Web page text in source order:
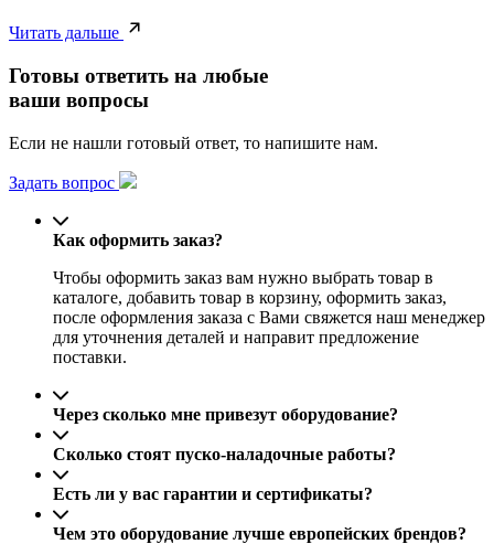
Читать дальше
Готовы ответить на любые
ваши вопросы
Если не нашли готовый ответ, то напишите нам.
Задать вопрос
Как оформить заказ?
Чтобы оформить заказ вам нужно выбрать товар в
каталоге, добавить товар в корзину, оформить заказ,
после оформления заказа с Вами свяжется наш менеджер
для уточнения деталей и направит предложение
поставки.
Через сколько мне привезут оборудование?
Сколько стоят пуско-наладочные работы?
Есть ли у вас гарантии и сертификаты?
Чем это оборудование лучше европейских брендов?